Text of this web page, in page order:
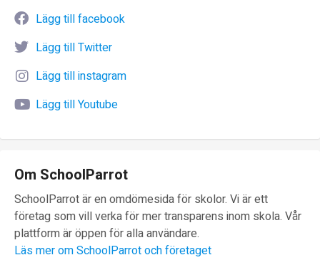
Lägg till facebook
Lägg till Twitter
Lägg till instagram
Lägg till Youtube
Om SchoolParrot
SchoolParrot är en omdömesida för skolor. Vi är ett
företag som vill verka för mer transparens inom skola. Vår
plattform är öppen för alla användare.
Läs mer om SchoolParrot och företaget